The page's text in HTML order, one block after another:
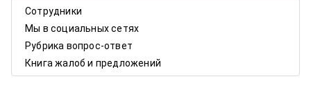
Сотрудники
Мы в социальных сетях
Рубрика вопрос-ответ
Книга жалоб и предложений